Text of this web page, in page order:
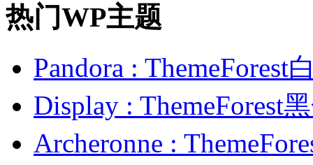
热门WP主题
Pandora : ThemeForest
Display : ThemeForest
Archeronne :